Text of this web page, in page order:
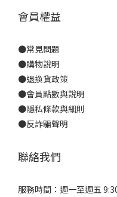
會員權益
●常見問題
●購物說明
●退換貨政策
●會員點數與說明
●隱私條款與細則
●反詐騙聲明
聯絡我們
服務時間：週一至週五